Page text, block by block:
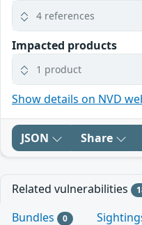
4 references
Impacted products
1 product
Show details on NVD
JSON Share
Related vulnerabilities
Bundles 0